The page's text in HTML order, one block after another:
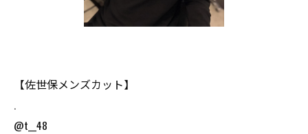
【佐世保メンズカット】
.
@t__48